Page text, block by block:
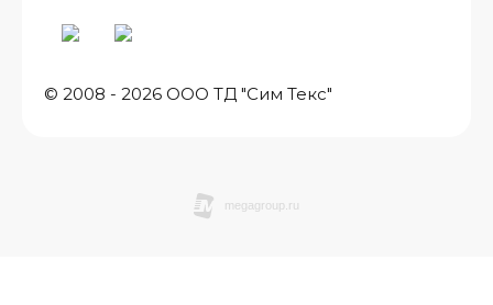
© 2008 - 2026 ООО ТД "Сим Текс"